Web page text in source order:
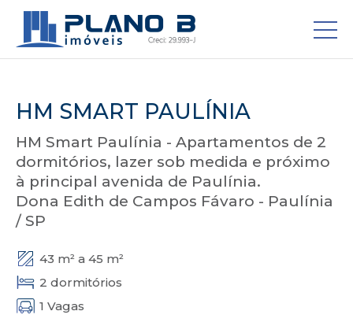
HM SMART PAULÍNIA
HM Smart Paulínia - Apartamentos de 2
dormitórios, lazer sob medida e próximo
à principal avenida de Paulínia.
Dona Edith de Campos Fávaro - Paulínia
/ SP
43 m² a 45 m²
2 dormitórios
1 Vagas